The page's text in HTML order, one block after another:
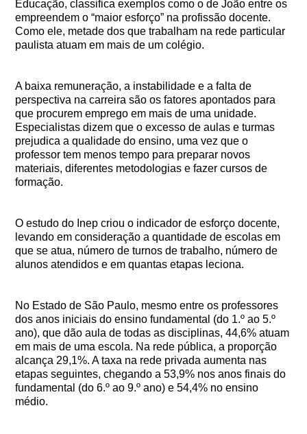
Educação, classifica exemplos como o de João entre os
empreendem o “maior esforço” na profissão docente.
Como ele, metade dos que trabalham na rede particular
paulista atuam em mais de um colégio.
A baixa remuneração, a instabilidade e a falta de
perspectiva na carreira são os fatores apontados para
que procurem emprego em mais de uma unidade.
Especialistas dizem que o excesso de aulas e turmas
prejudica a qualidade do ensino, uma vez que o
professor tem menos tempo para preparar novos
materiais, diferentes metodologias e fazer cursos de
formação.
O estudo do Inep criou o indicador de esforço docente,
levando em consideração a quantidade de escolas em
que se atua, número de turnos de trabalho, número de
alunos atendidos e em quantas etapas leciona.
No Estado de São Paulo, mesmo entre os professores
dos anos iniciais do ensino fundamental (do 1.º ao 5.º
ano), que dão aula de todas as disciplinas, 44,6% atuam
em mais de uma escola. Na rede pública, a proporção
alcança 29,1%. A taxa na rede privada aumenta nas
etapas seguintes, chegando a 53,9% nos anos finais do
fundamental (do 6.º ao 9.º ano) e 54,4% no ensino
médio.